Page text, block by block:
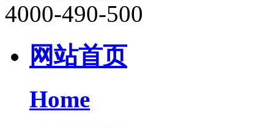
4000-490-500
网站首页
Home